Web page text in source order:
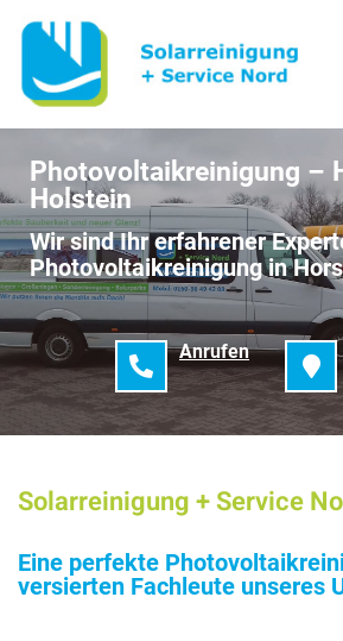
Photovoltaikreinigung –
Holstein
Wir sind Ihr erfahrener
Photovoltaikreinigung in
Anrufen
Solarreinigung + Service
Eine perfekte
versierten Fachleute unseres